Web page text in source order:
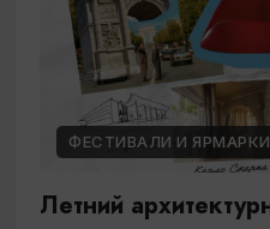
ФЕСТИВАЛИ И ЯРМАРКИ
Летний